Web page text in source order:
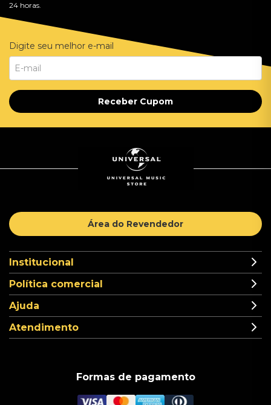
24 horas.
Digite seu melhor e-mail
Receber Cupom
Área do Revendedor
Institucional
Política comercial
Ajuda
Atendimento
Formas de pagamento